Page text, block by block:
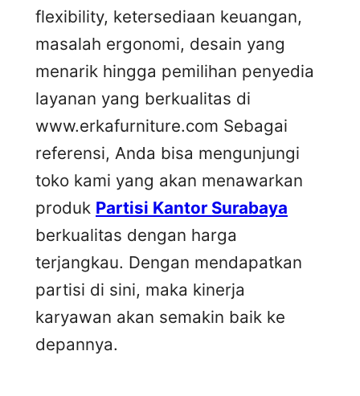
flexibility, ketersediaan keuangan,
masalah ergonomi, desain yang
menarik hingga pemilihan penyedia
layanan yang berkualitas di
www.erkafurniture.com Sebagai
referensi, Anda bisa mengunjungi
toko kami yang akan menawarkan
produk Partisi Kantor Surabaya
berkualitas dengan harga
terjangkau. Dengan mendapatkan
partisi di sini, maka kinerja
karyawan akan semakin baik ke
depannya.